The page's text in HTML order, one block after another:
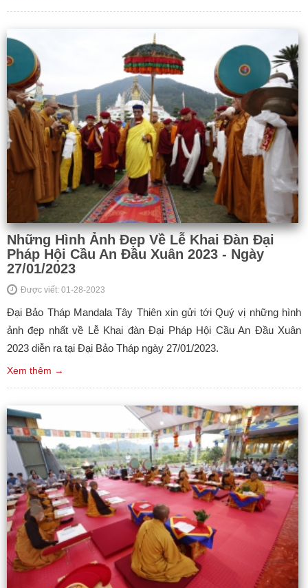
Những Hình Ảnh Đẹp Về Lễ Khai Đàn Đại
Pháp Hội Cầu An Đầu Xuân 2023 - Ngày
27/01/2023
Được viết: 01-28-2023
Đại Bảo Tháp Mandala Tây Thiên xin gửi tới Quý vị những hình
ảnh đẹp nhất về Lễ Khai đàn Đại Pháp Hội Cầu An Đầu Xuân
2023 diễn ra tại Đại Bảo Tháp ngày 27/01/2023.
Xem thêm →